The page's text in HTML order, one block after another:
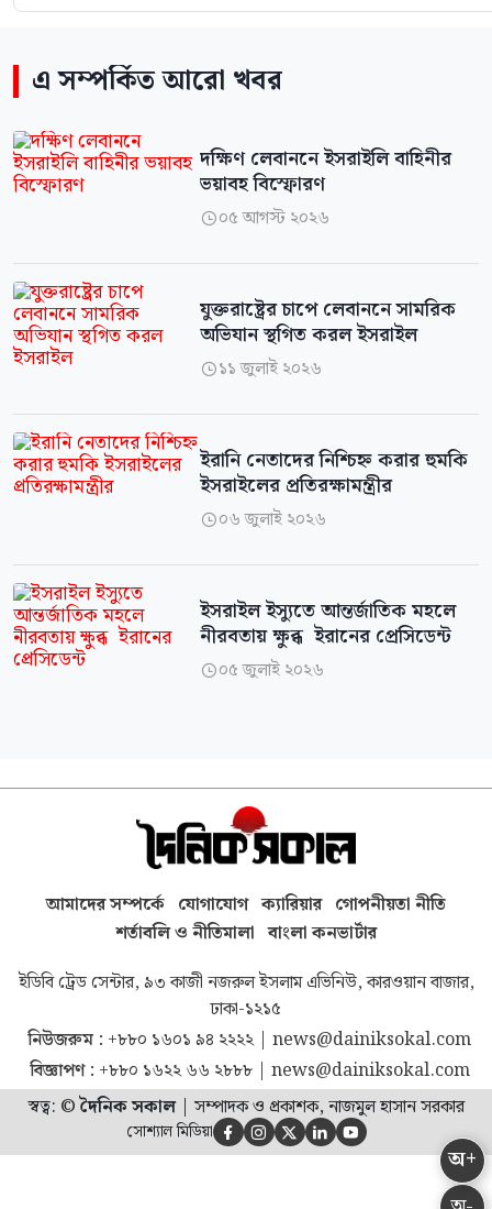
এ সম্পর্কিত আরো খবর
দক্ষিণ লেবাননে ইসরাইলি বাহিনীর
ভয়াবহ বিস্ফোরণ
০৫ আগস্ট ২০২৬
যুক্তরাষ্ট্রের চাপে লেবাননে সামরিক
অভিযান স্থগিত করল ইসরাইল
১১ জুলাই ২০২৬
ইরানি নেতাদের নিশ্চিহ্ন করার হুমকি
ইসরাইলের প্রতিরক্ষামন্ত্রীর
০৬ জুলাই ২০২৬
ইসরাইল ইস্যুতে আন্তর্জাতিক মহলে
নীরবতায় ক্ষুব্ধ ইরানের প্রেসিডেন্ট
০৫ জুলাই ২০২৬
অ+
আমাদের সম্পর্কে যোগাযোগ ক্যারিয়ার গোপনীয়তা নীতি
শর্তাবলি ও নীতিমালা বাংলা কনভার্টার
ইডিবি ট্রেড সেন্টার, ৯৩ কাজী নজরুল ইসলাম এভিনিউ, কারওয়ান বাজার,
ঢাকা-১২১৫
নিউজরুম : +৮৮০ ১৬০১ ৯৪ ২২২২| news@dainiksokal.com
বিজ্ঞাপণ : +৮৮০ ১৬২২ ৬৬ ২৮৮৮| news@dainiksokal.com
স্বত্ব: ©দৈনিক সকাল| সম্পাদক ও প্রকাশক, নাজমুল হাসান সরকার
সোশ্যাল মিডিয়া     